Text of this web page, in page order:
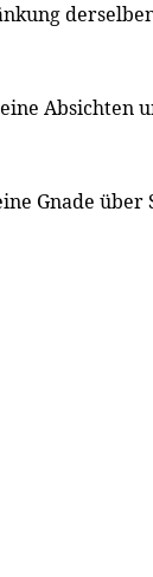
Absichten
Gnade